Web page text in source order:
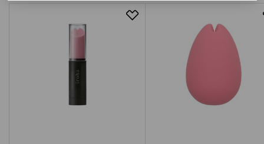
Loreal Finland Oy
Valmistajan osoite
Digitaalinen osoite